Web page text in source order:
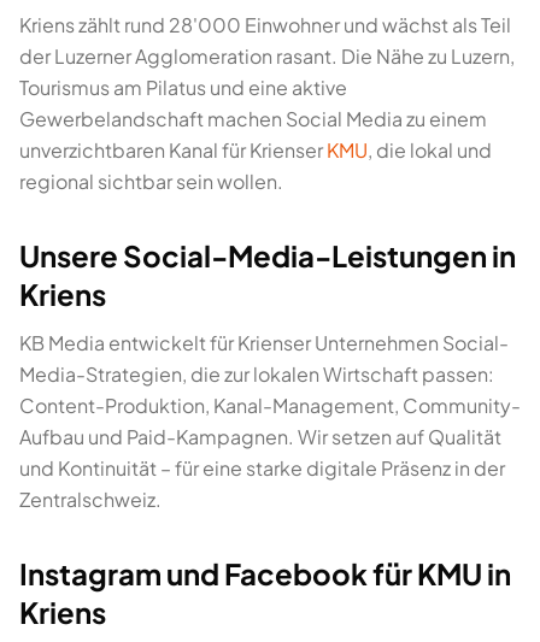
Kriens zählt rund 28'000 Einwohner und wächst als Teil
der Luzerner Agglomeration rasant. Die Nähe zu Luzern,
Tourismus am Pilatus und eine aktive
Gewerbelandschaft machen Social Media zu einem
unverzichtbaren Kanal für KrienserKMU, die lokal und
regional sichtbar sein wollen.
Unsere Social-Media-Leistungen in
Kriens
KB Media entwickelt für Krienser Unternehmen Social-
Media-Strategien, die zur lokalen Wirtschaft passen:
Content-Produktion, Kanal-Management, Community-
Aufbau und Paid-Kampagnen. Wir setzen auf Qualität
und Kontinuität – für eine starke digitale Präsenz in der
Zentralschweiz.
Instagram und Facebook für KMU in
Kriens